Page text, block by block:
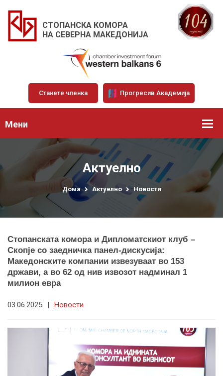
СТОПАНСКА КОМОРА
НА СЕВЕРНА МАКЕДОНИЈА
Станете членка Прогресив Академија
Мени
Актуелно
Дома Актуелно Новости
Стопанската комора и Дипломатскиот клуб –
Скопје со заедничка панел-дискусија:
Македонските компании извезуваат во 153
држави, а во 62 од нив извозот надминал 1
милион евра
03.06.2025 | Новости